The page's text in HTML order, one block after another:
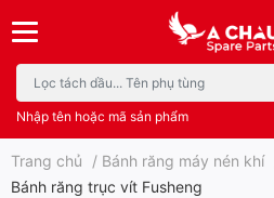
Nhập tên hoặc mã sản phẩm
Trang chủ / Bánh răng máy nén khí
Bánh răng trục vít Fusheng